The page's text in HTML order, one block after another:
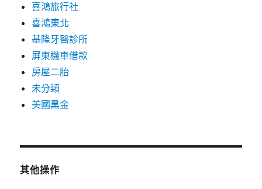
喜鴻旅行社
喜鴻東北
基隆牙醫診所
屏東機車借款
房屋二胎
未分類
美國黑金
其他操作